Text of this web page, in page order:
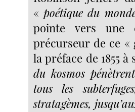
« poétique du
pointe vers une
précurseur de ce «
la préface de 1855
du kosmos
tous les
stratagèmes,